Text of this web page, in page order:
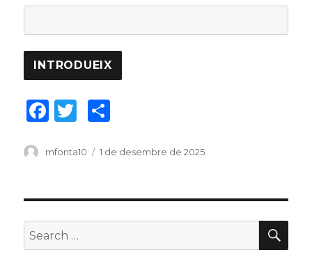
F
c
b
o
o
T
it
r
m
ar
te
ix
Author
mfonta10
Posted
1 de desembre de 2025
Search
for: